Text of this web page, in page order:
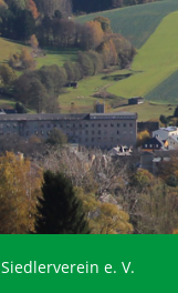
Siedlerverein e. V.